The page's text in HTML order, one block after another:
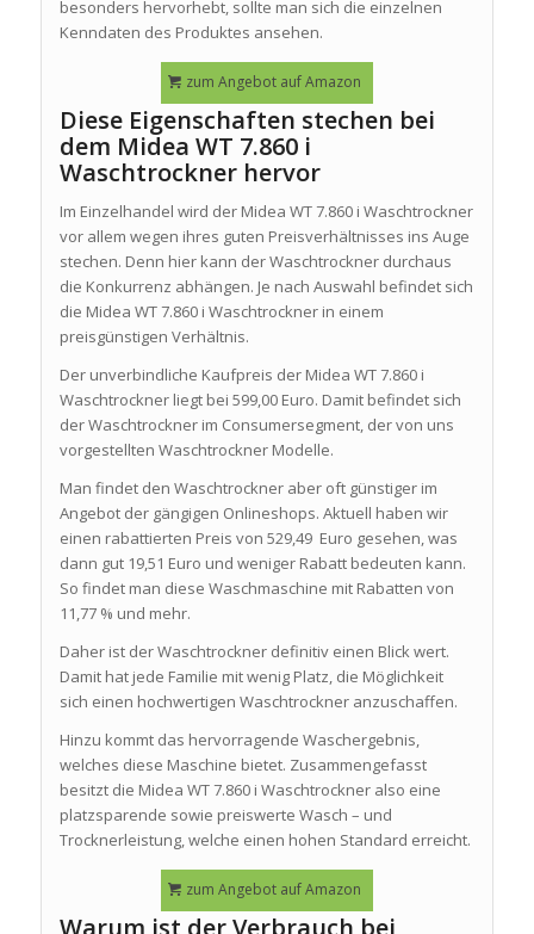
besonders hervorhebt, sollte man sich die einzelnen
Kenndaten des Produktes ansehen.
zum Angebot auf Amazon
Diese Eigenschaften stechen bei
dem Midea WT 7.860 i
Waschtrockner hervor
Im Einzelhandel wird der Midea WT 7.860 i Waschtrockner
vor allem wegen ihres guten Preisverhältnisses ins Auge
stechen. Denn hier kann der Waschtrockner durchaus
die Konkurrenz abhängen. Je nach Auswahl befindet sich
die Midea WT 7.860 i Waschtrockner in einem
preisgünstigen Verhältnis.
Der unverbindliche Kaufpreis der Midea WT 7.860 i
Waschtrockner liegt bei 599,00 Euro. Damit befindet sich
der Waschtrockner im Consumersegment, der von uns
vorgestellten Waschtrockner Modelle.
Man findet den Waschtrockner aber oft günstiger im
Angebot der gängigen Onlineshops. Aktuell haben wir
einen rabattierten Preis von 529,49 Euro gesehen, was
dann gut 19,51 Euro und weniger Rabatt bedeuten kann.
So findet man diese Waschmaschine mit Rabatten von
11,77 % und mehr.
Daher ist der Waschtrockner definitiv einen Blick wert.
Damit hat jede Familie mit wenig Platz, die Möglichkeit
sich einen hochwertigen Waschtrockner anzuschaffen.
Hinzu kommt das hervorragende Waschergebnis,
welches diese Maschine bietet. Zusammengefasst
besitzt die Midea WT 7.860 i Waschtrockner also eine
platzsparende sowie preiswerte Wasch – und
Trocknerleistung, welche einen hohen Standard erreicht.
zum Angebot auf Amazon
Warum ist der Verbrauch bei